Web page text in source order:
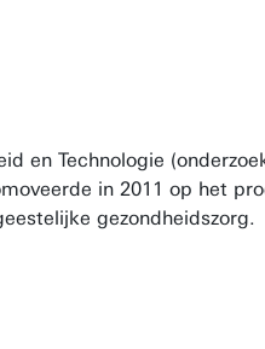
en Technologie
in 2011 op het
gezondheidszorg.